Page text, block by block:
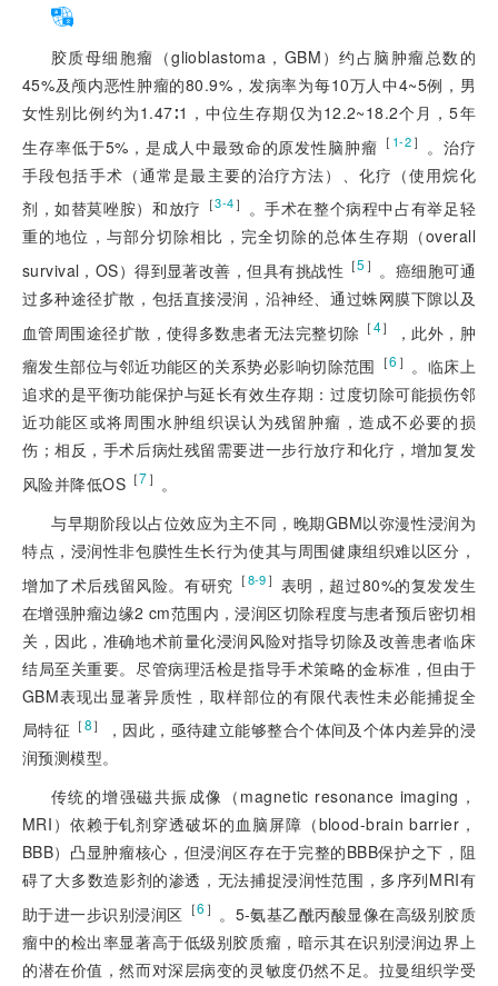
胶质母细胞瘤（glioblastoma，GBM）约占脑肿瘤总数的
45%及颅内恶性肿瘤的80.9%，发病率为每10万人中4~5例，男
女性别比例约为1.47∶1，中位生存期仅为12.2~18.2个月，5年
生存率低于5%，是成人中最致命的原发性脑肿瘤 ［ 1-2］
。治疗
手段包括手术（通常是最主要的治疗方法）、化疗（使用烷化
剂，如替莫唑胺）和放疗 ［3-4］ 。手术在整个病程中占有举足轻
重的地位，与部分切除相比，完全切除的总体生存期（overall
survival，OS）得到显著改善，但具有挑战性 ［5 ］ 。癌细胞可通
过多种途径扩散，包括直接浸润，沿神经、通过蛛网膜下隙以及
血管周围途径扩散，使得多数患者无法完整切除 ［4］
，此外，肿
瘤发生部位与邻近功能区的关系势必影响切除范围 ［6 ］ 。临床上
追求的是平衡功能保护与延长有效生存期：过度切除可能损伤邻
近功能区或将周围水肿组织误认为残留肿瘤，造成不必要的损
伤；相反，手术后病灶残留需要进一步行放疗和化疗，增加复发
风险并降低OS［7］ 。
与早期阶段以占位效应为主不同，晚期GBM以弥漫性浸润为
特点，浸润性非包膜性生长行为使其与周围健康组织难以区分，
增加了术后残留风险。有研究 ［8-9］ 表明，超过80%的复发发生
在增强肿瘤边缘2 cm范围内，浸润区切除程度与患者预后密切相
关，因此，准确地术前量化浸润风险对指导切除及改善患者临床
结局至关重要。尽管病理活检是指导手术策略的金标准，但由于
GBM表现出显著异质性，取样部位的有限代表性未必能捕捉全
局特征 ［8］
，因此，亟待建立能够整合个体间及个体内差异的浸
润预测模型。
传统的增强磁共振成像（magnetic resonance imaging，
MRI）依赖于钆剂穿透破坏的血脑屏障（blood-brain barrier，
BBB）凸显肿瘤核心，但浸润区存在于完整的BBB保护之下，阻
碍了大多数造影剂的渗透，无法捕捉浸润性范围，多序列MRI有
助于进一步识别浸润区 ［6 ］ 。5-氨基乙酰丙酸显像在高级别胶质
瘤中的检出率显著高于低级别胶质瘤，暗示其在识别浸润边界上
的潜在价值，然而对深层病变的灵敏度仍然不足。拉曼组织学受